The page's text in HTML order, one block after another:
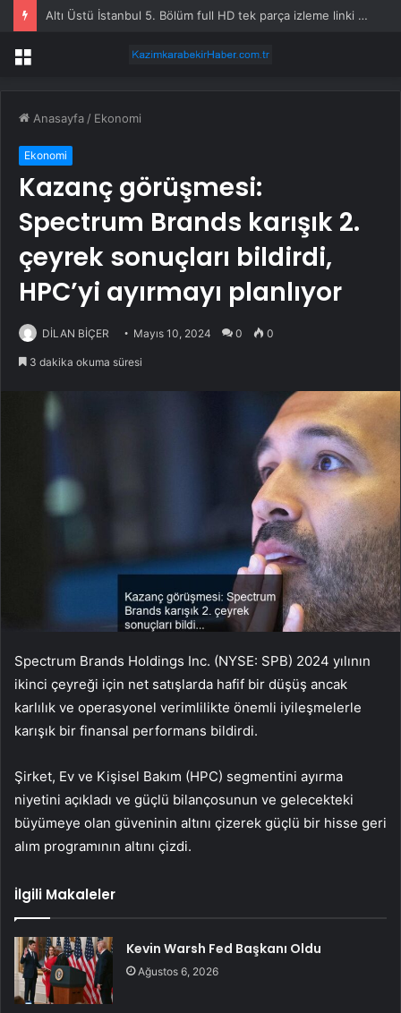
Altı Üstü İstanbul 5. Bölüm full HD tek parça izleme linki var mı, ATV Altı Üstü İstanbul 5. bölüm nereden izlenir?
Menü
Anasayfa / Ekonomi
Ekonomi
Kazanç görüşmesi:
Spectrum Brands karışık 2.
çeyrek sonuçları bildirdi,
HPC’yi ayırmayı planlıyor
DİLAN BİÇER Mayıs 10, 2024 0 0
3 dakika okuma süresi
Spectrum Brands Holdings Inc. (NYSE: SPB) 2024 yılının
ikinci çeyreği için net satışlarda hafif bir düşüş ancak
karlılık ve operasyonel verimlilikte önemli iyileşmelerle
karışık bir finansal performans bildirdi.
Şirket, Ev ve Kişisel Bakım (HPC) segmentini ayırma
niyetini açıkladı ve güçlü bilançosunun ve gelecekteki
büyümeye olan güveninin altını çizerek güçlü bir hisse geri
alım programının altını çizdi.
İlgili Makaleler
Kevin Warsh Fed Başkanı Oldu
Ağustos 6, 2026